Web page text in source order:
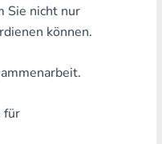
USZ
THB
Sie nicht nur
können.
für